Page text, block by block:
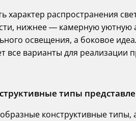
распространения
нижнее — камерную уютную
освещения, а боковое
все варианты для реализации
типы
конструктивные